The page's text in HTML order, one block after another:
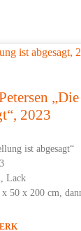
2023
ist abgesagt“
Lack
x 50 x 200 cm,